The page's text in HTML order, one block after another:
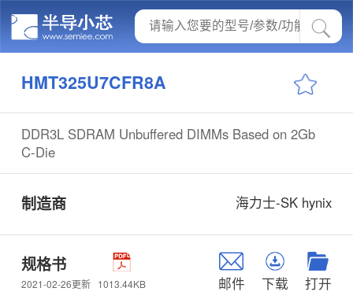
HMT325U7CFR8A
DDR3L SDRAM Unbuffered DIMMs Based on 2Gb
C-Die
制造商 海力士-SK hynix
规格书
2021-02-26更新 1013.44KB 邮件 下载 打开